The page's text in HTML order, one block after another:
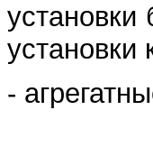
установки
-